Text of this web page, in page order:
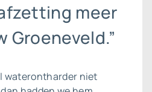
meer
Groeneveld.”
waterontharder niet